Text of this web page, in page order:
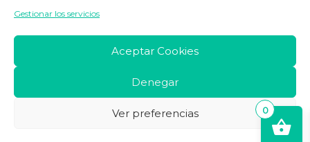
Gestionar los servicios
Aceptar Cookies
Denegar
Ver preferencias
Horario de
Lun. a Vie.:
18:00h
cookies
0